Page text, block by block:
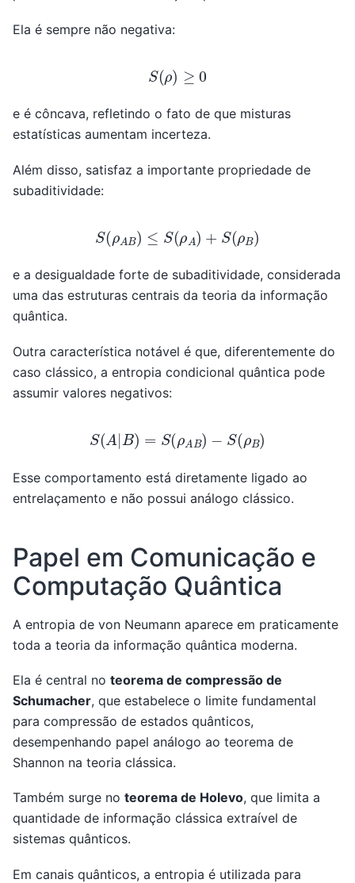
Ela é sempre não negativa:
S(ρ ≥ 0
e é côncava, refletindo o fato de que misturas
estatísticas aumentam incerteza.
Além disso, satisfaz a importante propriedade de
subaditividade:
S (ρ B )≤ S(ρ A) + (ρB
e a desigualdade forte de subaditividade, considerada
uma das estruturas centrais da teoria da informação
quântica.
Outra característica notável é que, diferentemente do
caso clássico, a entropia condicional quântica pode
assumir valores negativos:
S (A |B S(ρ A ) (ρB
Esse comportamento está diretamente ligado ao
entrelaçamento e não possui análogo clássico.
Papel em Comunicação e
Computação Quântica
A entropia de von Neumann aparece em praticamente
toda a teoria da informação quântica moderna.
Ela é central no teorema de compressão de
Schumacher, que estabelece o limite fundamental
para compressão de estados quânticos,
desempenhando papel análogo ao teorema de
Shannon na teoria clássica.
Também surge no teorema de Holevo, que limita a
quantidade de informação clássica extraível de
sistemas quânticos.
Em canais quânticos, a entropia é utilizada para